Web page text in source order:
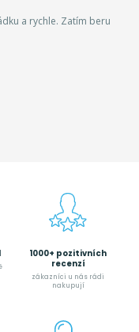
a rychle. Zatím beru
1000+ pozitivních
recenzí
zákazníci u nás rádi
nakupují